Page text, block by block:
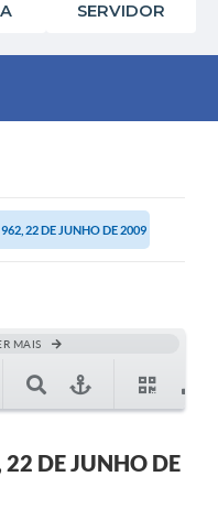
SERVIDOR
22 DE JUNHO DE 2009
MAIS
DE JUNHO DE